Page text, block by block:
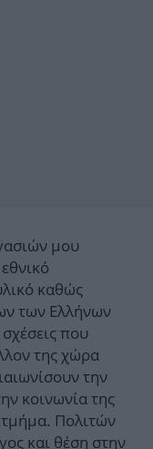
μου
καθώς
των Ελλήνων
που
της χώρα
την
κοινωνία της
Πολιτών
και θέση στην